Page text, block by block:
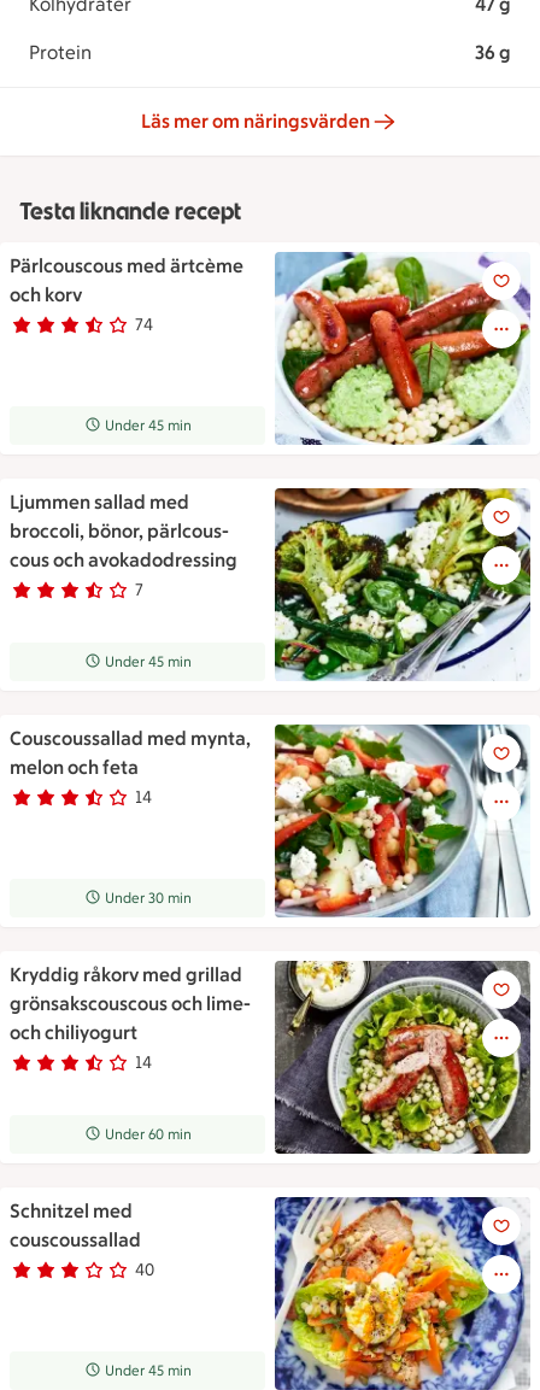
Protein 36 g
Läs mer om näringsvärden
Testa liknande recept
Pärlcouscous med ärtcème
och korv
Betyg 3.2 av 5. 74
74 personer har röstat
Receptet tar Under 45 min att tillaga
Under 45 min
Pärlcouscous med ärtcème
Ljummen sallad med
broccoli, bönor, pärlcous-
cous och avokadodressing
Betyg 3.1 av 5. 7
7 personer har röstat
Receptet tar Under 45 min att tillaga
Under 45 min
Ljummen sallad med
Couscoussallad med mynta,
melon och feta
Betyg 3.6 av 5. 14
14 personer har röstat
Receptet tar Under 30 min att tillaga
Under 30 min
Couscoussallad med mynta,
Kryddig råkorv med grillad
grönsakscouscous och lime-
och chiliyogurt
Betyg 3.4 av 5. 14
14 personer har röstat
Receptet tar Under 60 min att tillaga
Under 60 min
Kryddig råkorv med grillad
Schnitzel med
couscoussallad
Betyg 3 av 5.
40
40 personer har röstat
Receptet tar Under 45 min att tillaga
Under 45 min
Schnitzel med couscoussallad